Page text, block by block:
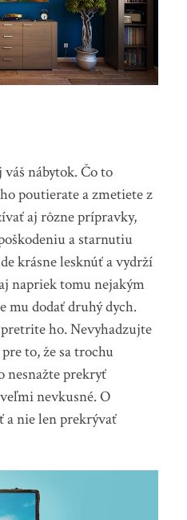
nábytok. Čo to
poutierate a zmetiete z
aj rôzne prípravky,
a starnutiu
krásne lesknúť a vydrží
napriek tomu nejakým
mu dodať druhý dych.
ho. Nevyhadzujte
to, že sa trochu
nesnažte prekryť
nevkusné. O
a nie len prekrývať